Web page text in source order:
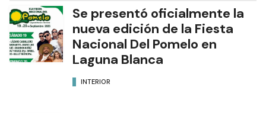
Se presentó oficialmente la
nueva edición de la Fiesta
Nacional Del Pomelo en
Laguna Blanca
INTERIOR